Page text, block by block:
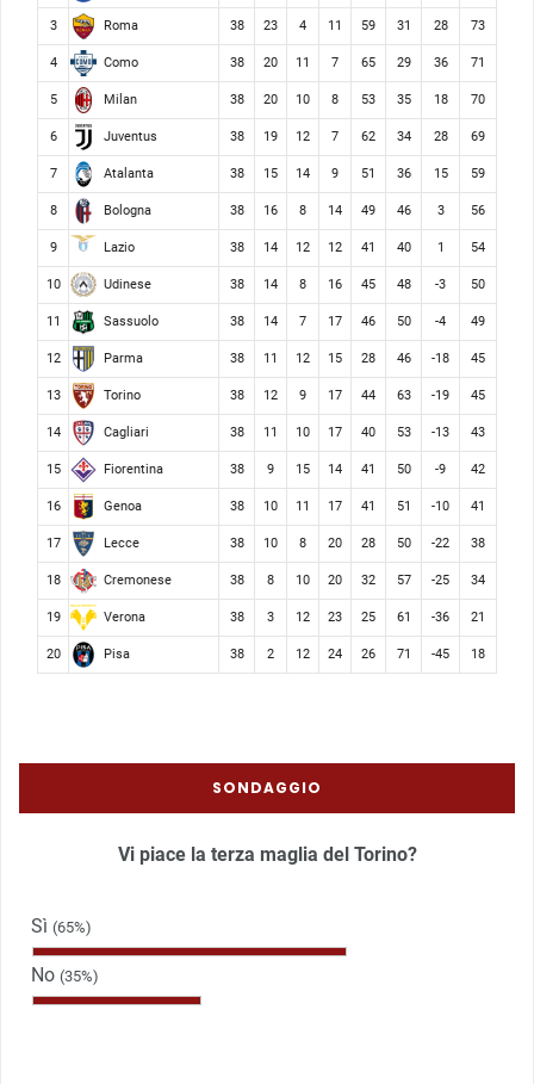
3 Roma 38 23 4 11 59 31 28 73
4 Como 38 20 11 7 65 29 36 71
5 Milan 38 20 10 8 53 35 18 70
6 Juventus 38 19 12 7 62 34 28 69
7 Atalanta 38 15 14 9 51 36 15 59
8 Bologna 38 16 8 14 49 46 3 56
9 Lazio 38 14 12 12 41 40 1 54
10 Udinese 38 14 8 16 45 48 -3 50
11 Sassuolo 38 14 7 17 46 50 -4 49
12 Parma 38 11 12 15 28 46 -18 45
13 Torino 38 12 9 17 44 63 -19 45
14 Cagliari 38 11 10 17 40 53 -13 43
15 Fiorentina 38 9 15 14 41 50 -9 42
16 Genoa 38 10 11 17 41 51 -10 41
17 Lecce 38 10 8 20 28 50 -22 38
18 Cremonese 38 8 10 20 32 57 -25 34
19 Verona 38 3 12 23 25 61 -36 21
20 Pisa 38 2 12 24 26 71 -45 18
SONDAGGIO
Vi piace la terza maglia del Torino?
Sì (65%)
No (35%)